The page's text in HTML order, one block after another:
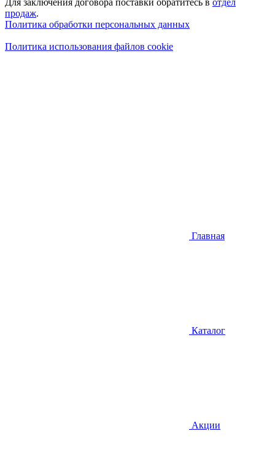
продаж.
Политика обработки персональных данных
Политика использования файлов cookie
Главная
Каталог
Акции